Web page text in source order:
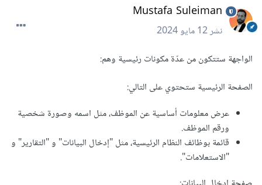
Mustafa Suleiman
نشر12 مايو 2024
الواجهة ستتكون من عدّة مكونات رئيسية وهم:
الصفحة الرئيسية ستحتوي على التالي:
عرض معلومات أساسية عن الموظف، مثل اسمه وصورة شخصية
ورقم الموظف.
قائمة بوظائف النظام الرئيسية، مثل "إدخال البيانات" و "التقارير" و
"الاستعلامات".